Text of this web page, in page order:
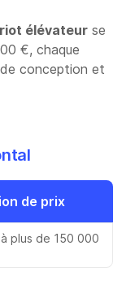
élévateur se
€, chaque
conception et
de prix
plus de 150 000